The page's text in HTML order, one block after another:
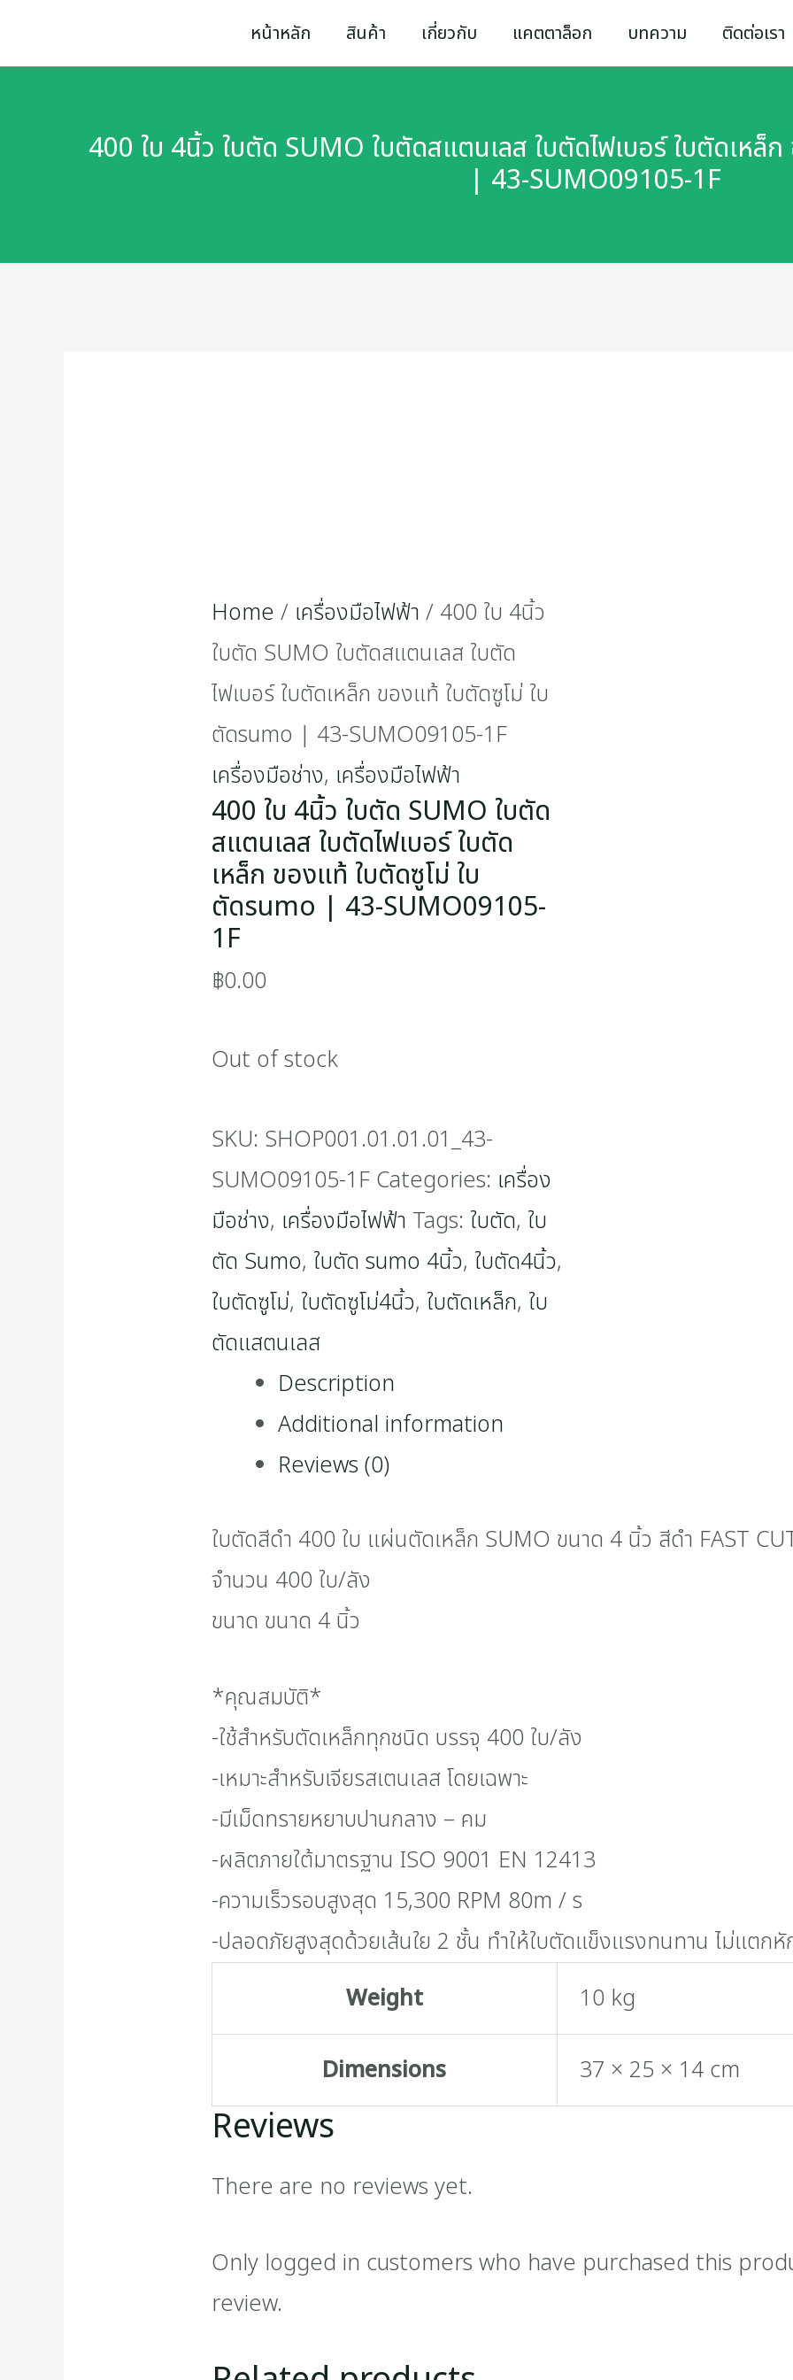
to
หน้าหลัก สินค้า เกี่ยวกับ แคตตาล็อก บทความ ติดต่อเรา
400 ใบ 4นิ้ว ใบตัด SUMO ใบตัดสแตนเลส ใบตัดไฟเบอร์ ใบตัดเห
| 43-SUMO09105-1F
Home / เครื่องมือไฟฟ้า / 400 ใบ 4นิ้ว
ใบตัด SUMO ใบตัดสแตนเลส ใบตัด
ไฟเบอร์ ใบตัดเหล็ก ของแท้ ใบตัดซูโม่ ใบ
ตัดsumo | 43-SUMO09105-1F
เครื่องมือช่าง, เครื่องมือไฟฟ้า
400 ใบ 4นิ้ว ใบตัด SUMO ใบตัด
สแตนเลส ใบตัดไฟเบอร์ ใบตัด
เหล็ก ของแท้ ใบตัดซูโม่ ใบ
ตัดsumo | 43-SUMO09105-
1F
฿0.00
Out of stock
SKU: SHOP001.01.01.01_43-
SUMO09105-1F Categories: เครื่อง
มือช่าง, เครื่องมือไฟฟ้า Tags: ใบตัด, ใบ
ตัด Sumo, ใบตัด sumo 4นิ้ว, ใบตัด4นิ้ว,
ใบตัดซูโม่, ใบตัดซูโม่4นิ้ว, ใบตัดเหล็ก, ใบ
ตัดแสตนเลส
Description
Additional information
Reviews (0)
ใบตัดสีดำ 400 ใบ แผ่นตัดเหล็ก SUMO ขนาด 4 นิ้ว สีดำ FAST
จำนวน 400 ใบ/ลัง
ขนาด ขนาด 4 นิ้ว
*คุณสมบัติ*
-ใช้สำหรับตัดเหล็กทุกชนิด บรรจุ 400 ใบ/ลัง
-เหมาะสำหรับเจียรสเตนเลส โดยเฉพาะ
-มีเม็ดทรายหยาบปานกลาง – คม
-ผลิตภายใต้มาตรฐาน ISO 9001 EN 12413
-ความเร็วรอบสูงสุด 15,300 RPM 80m / s
-ปลอดภัยสูงสุดด้วยเส้นใย 2 ชั้น ทำให้ใบตัดแข็งแรงทนทาน ไม่แตกหั
Weight
10 kg
Dimensions 37 × 25 × 14 cm
Reviews
There are no reviews yet.
Only logged in customers who have purchased this
review.